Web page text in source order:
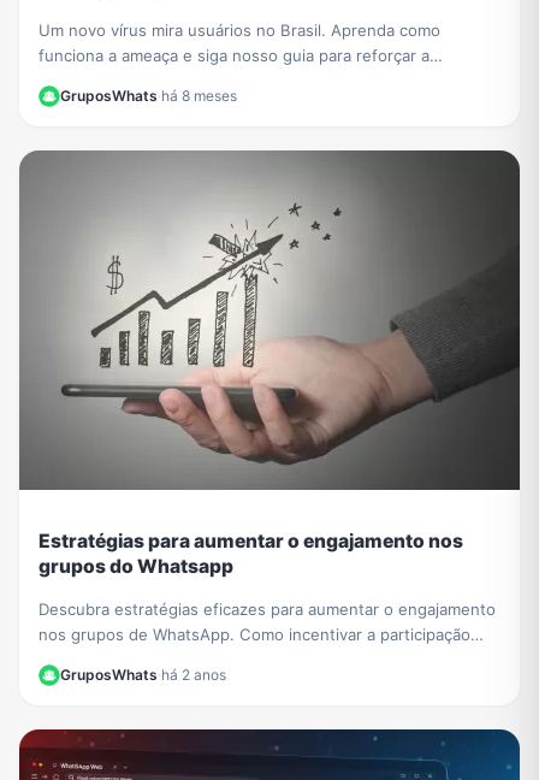
Um novo vírus mira usuários no Brasil. Aprenda como
funciona a ameaça e siga nosso guia para reforçar a
GruposWhats·há 8 meses
Estratégias para aumentar o engajamento nos
grupos do Whatsapp
Descubra estratégias eficazes para aumentar o engajamento
nos grupos de WhatsApp. Como incentivar a participação
um ambiente conectado. Saiba mais!
GruposWhats·há 2 anos